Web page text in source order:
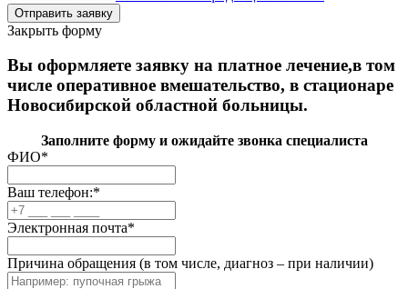
Закрыть форму
Вы оформляете заявку на платное лечение,в том
числе оперативное вмешательство, в стационаре
Новосибирской областной больницы.
Заполните форму и ожидайте звонка специалиста
ФИО*
Ваш телефон:*
Электронная почта*
Причина обращения (в том числе, диагноз – при наличии)